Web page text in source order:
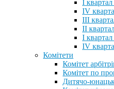
I
IV
III
II
I
IV
Комітети
Комітет
Комітет по
Дитячо-